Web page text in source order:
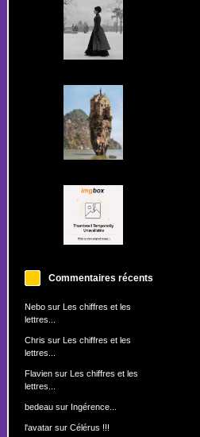
Commentaires récents
Nebosur Les chiffres et les
lettres...
Chris sur Les chiffres et les
lettres...
Flaviensur Les chiffres et les
lettres...
bedeausur Ingérence...
l'avatarsur Célérus !!!